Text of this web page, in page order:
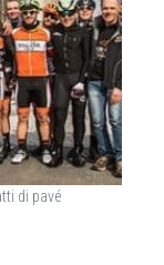
di pavé